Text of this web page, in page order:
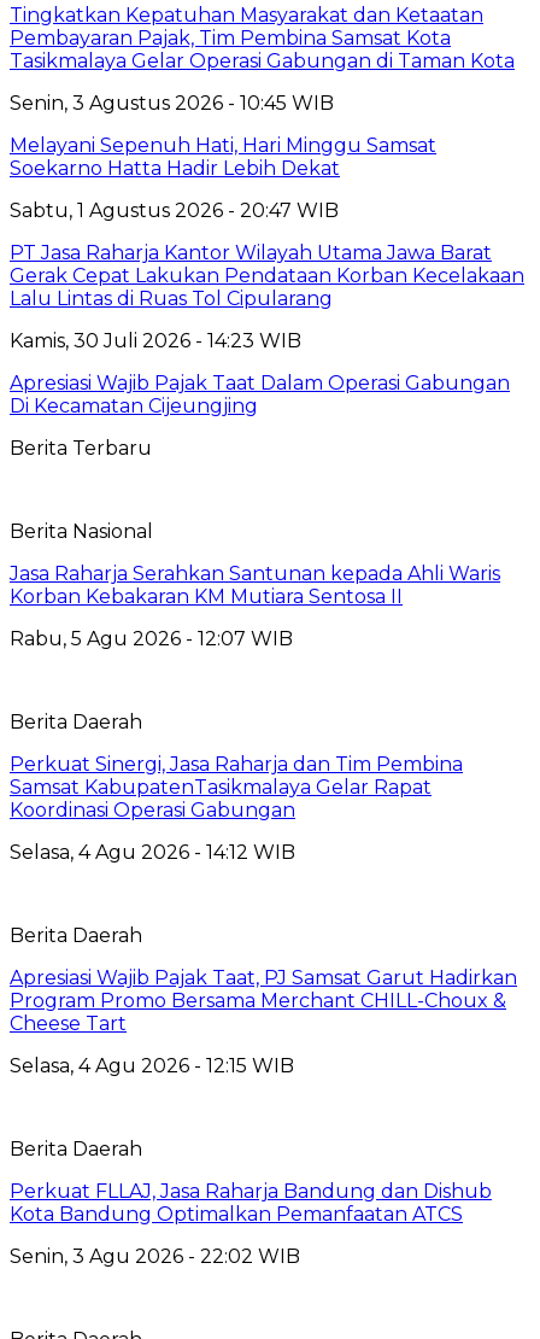
Tingkatkan Kepatuhan Masyarakat dan Ketaatan
Pembayaran Pajak, Tim Pembina Samsat Kota
Tasikmalaya Gelar Operasi Gabungan di Taman Kota
Senin, 3 Agustus 2026 - 10:45 WIB
Melayani Sepenuh Hati, Hari Minggu Samsat
Soekarno Hatta Hadir Lebih Dekat
Sabtu, 1 Agustus 2026 - 20:47 WIB
PT Jasa Raharja Kantor Wilayah Utama Jawa Barat
Gerak Cepat Lakukan Pendataan Korban Kecelakaan
Lalu Lintas di Ruas Tol Cipularang
Kamis, 30 Juli 2026 - 14:23 WIB
Apresiasi Wajib Pajak Taat Dalam Operasi Gabungan
Di Kecamatan Cijeungjing
Berita Terbaru
Berita Nasional
Jasa Raharja Serahkan Santunan kepada Ahli Waris
Korban Kebakaran KM Mutiara Sentosa II
Rabu, 5 Agu 2026 - 12:07 WIB
Berita Daerah
Perkuat Sinergi, Jasa Raharja dan Tim Pembina
Samsat KabupatenTasikmalaya Gelar Rapat
Koordinasi Operasi Gabungan
Selasa, 4 Agu 2026 - 14:12 WIB
Berita Daerah
Apresiasi Wajib Pajak Taat, PJ Samsat Garut Hadirkan
Program Promo Bersama Merchant CHILL-Choux &
Cheese Tart
Selasa, 4 Agu 2026 - 12:15 WIB
Berita Daerah
Perkuat FLLAJ, Jasa Raharja Bandung dan Dishub
Kota Bandung Optimalkan Pemanfaatan ATCS
Senin, 3 Agu 2026 - 22:02 WIB